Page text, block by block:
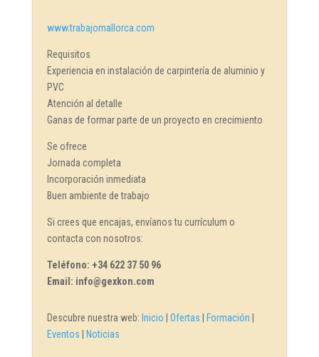
www.trabajomallorca.com
Requisitos
Experiencia en instalación de carpintería de aluminio y
PVC
Atención al detalle
Ganas de formar parte de un proyecto en crecimiento
Se ofrece
Jornada completa
Incorporación inmediata
Buen ambiente de trabajo
Si crees que encajas, envíanos tu currículum o
contacta con nosotros:
Teléfono: +34 622 37 50 96
Email: info@gexkon.com
Descubre nuestra web: Inicio Ofertas Formación
Eventos
Noticias